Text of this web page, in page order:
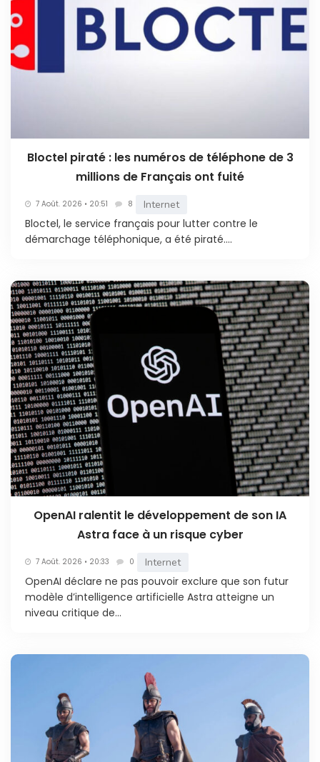
Bloctel piraté : les numéros de téléphone de 3
millions de Français ont fuité
7 Août. 2026 • 20:51 8 Internet
Bloctel, le service français pour lutter contre le
démarchage téléphonique, a été piraté....
OpenAI ralentit le développement de son IA
Astra face à un risque cyber
7 Août. 2026 • 20:33 0 Internet
OpenAI déclare ne pas pouvoir exclure que son futur
modèle d’intelligence artificielle Astra atteigne un
niveau critique de...